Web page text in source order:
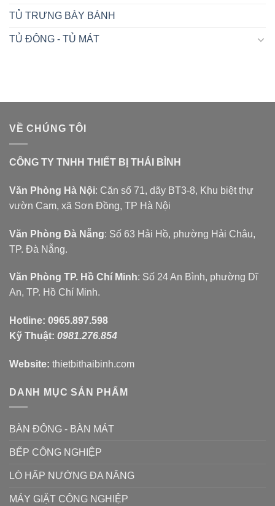
TỦ TRƯNG BÀY BÁNH
TỦ ĐÔNG - TỦ MÁT
VỀ CHÚNG TÔI
CÔNG TY TNHH THIẾT BỊ THÁI BÌNH
Văn Phòng Hà Nội: Căn số 71, dãy BT3-8, Khu biệt thự
vườn Cam, xã Sơn Đồng, TP Hà Nội
Văn Phòng Đà Nẵng: Số 63 Hải Hồ, phường Hải Châu,
TP. Đà Nẵng.
Văn Phòng TP. Hồ Chí Minh: Số 24 An Bình, phường Dĩ
An, TP. Hồ Chí Minh.
Hotline: 0965.897.598
Kỹ Thuật: 0981.276.854
Website: thietbithaibinh.com
DANH MỤC SẢN PHẨM
BÀN ĐÔNG - BÀN MÁT
BẾP CÔNG NGHIỆP
LÒ HẤP NƯỚNG ĐA NĂNG
MÁY GIẶT CÔNG NGHIỆP